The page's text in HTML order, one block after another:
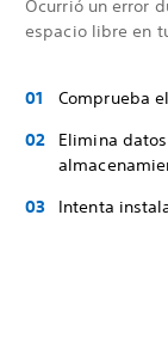
Ocurrió un error
espacio libre en
Comprueba
Elimina
Intenta